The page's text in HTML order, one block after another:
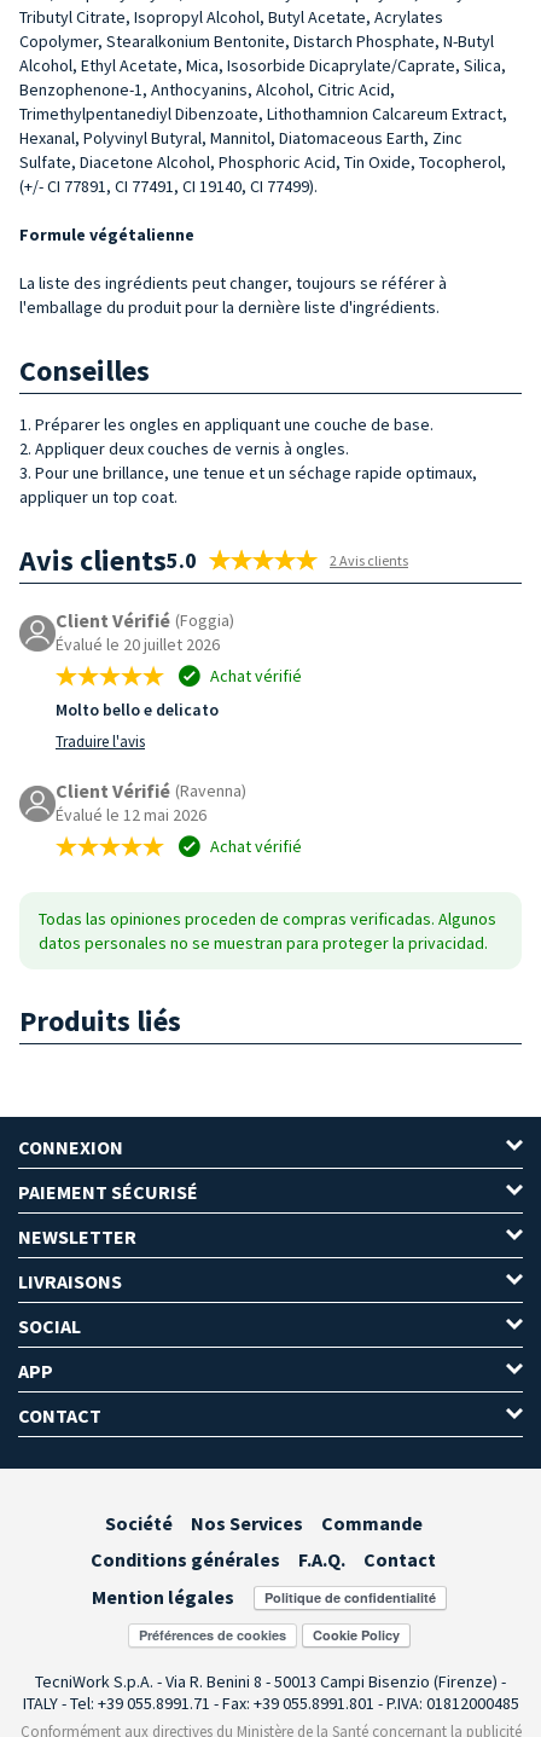
Tributyl Citrate, Isopropyl Alcohol, Butyl Acetate, Acrylates
Copolymer, Stearalkonium Bentonite, Distarch Phosphate, N-Butyl
Alcohol, Ethyl Acetate, Mica, Isosorbide Dicaprylate/Caprate, Silica,
Benzophenone-1, Anthocyanins, Alcohol, Citric Acid,
Trimethylpentanediyl Dibenzoate, Lithothamnion Calcareum Extract,
Hexanal, Polyvinyl Butyral, Mannitol, Diatomaceous Earth, Zinc
Sulfate, Diacetone Alcohol, Phosphoric Acid, Tin Oxide, Tocopherol,
(+/- CI 77891, CI 77491, CI 19140, CI 77499).
Formule végétalienne
La liste des ingrédients peut changer, toujours se référer à
l'emballage du produit pour la dernière liste d'ingrédients.
Conseilles
1. Préparer les ongles en appliquant une couche de base.
2. Appliquer deux couches de vernis à ongles.
3. Pour une brillance, une tenue et un séchage rapide optimaux,
appliquer un top coat.
Avis clients5.0 2 Avis clients
Client Vérifié (Foggia)
Évalué le 20 juillet 2026
Achat vérifié
Molto bello e delicato
Traduire l'avis
Client Vérifié (Ravenna)
Évalué le 12 mai 2026
Achat vérifié
Todas las opiniones proceden de compras verificadas. Algunos
datos personales no se muestran para proteger la privacidad.
Produits liés
CONNEXION
PAIEMENT SÉCURISÉ
NEWSLETTER
LIVRAISONS
SOCIAL
APP
CONTACT
Société Nos Services
Commande
Conditions générales
F.A.Q.
Contact
Mention légales
Préférences de cookies
TecniWork S.p.A. - Via R. Benini 8 - 50013 Campi Bisenzio (Firenze) -
ITALY - Tel: +39 055.8991.71 - Fax: +39 055.8991.801 - P.IVA: 01812000485
Conformément aux directives du Ministère de la Santé concernant la publicité